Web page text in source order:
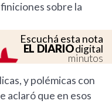
sobre la
Escuchá esta nota
EL DIARIOdigital
minutos
y polémicas con
aclaró que en esos